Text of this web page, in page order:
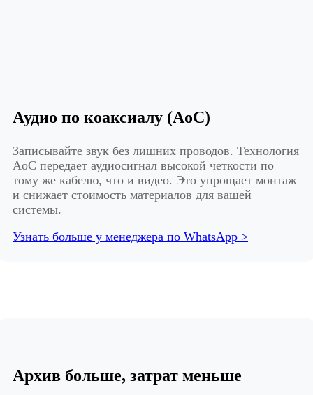
Аудио по коаксиалу (AoC)
Записывайте звук без лишних проводов. Технология
AoC передает аудиосигнал высокой четкости по
тому же кабелю, что и видео. Это упрощает монтаж
и снижает стоимость материалов для вашей
системы.
Узнать больше у менеджера по WhatsApp >
Архив больше, затрат меньше